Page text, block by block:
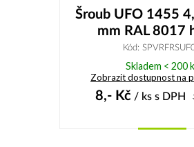
Šroub UFO 1455
mm RAL 8017
Kód:
Skladem < 200
Zobrazit dostupnost na
8,- Kč / ks s DPH